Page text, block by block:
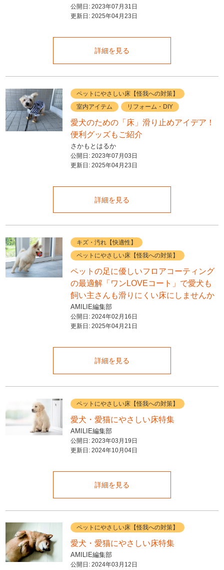
公開日: 2023年07月31日
更新日: 2025年04月23日
詳細を見る
ペットにやさしい床【怪我への対策】
室内アイテム
リフォーム・DIY
愛犬のための「床」滑り止めアイデア！
便利グッズもご紹介
さかもとはるか
公開日: 2023年07月03日
更新日: 2025年04月23日
詳細を見る
キズ・汚れ【快適性】
ペットにやさしい床【怪我への対策】
ペットの足に優しいフロアコーティング
の最適解「ワンLOVEコート」で愛犬も
飼い主さんも滑りにくい床にしませんか
AMILIE編集部
公開日: 2024年02月16日
更新日: 2025年04月21日
詳細を見る
ペットにやさしい床【怪我への対策】
愛犬・愛猫にやさしい床特集
AMILIE編集部
公開日: 2023年03月19日
更新日: 2024年10月04日
詳細を見る
ペットにやさしい床【怪我への対策】
愛犬・愛猫にやさしい床特集
AMILIE編集部
公開日: 2024年03月12日